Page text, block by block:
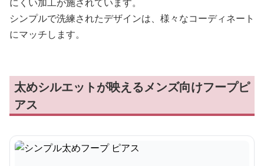
シンプルで洗練されたデザインは、様々なコーディネート
にマッチします。
太めシルエットが映えるメンズ向けフープピ
アス